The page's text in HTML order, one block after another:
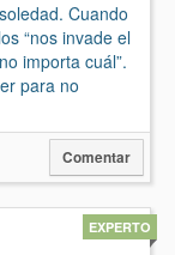
Cuando
“nos invade el
importa cuál”.
para no
Comentar
EXPERTO